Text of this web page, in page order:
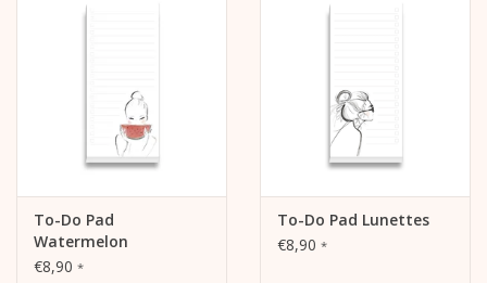
To-Do Pad
Watermelon
€8,90 *
To-Do Pad Lunettes
€8,90 *